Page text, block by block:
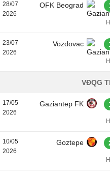
28/07
2026
OFK Beograd
23/07
2026
Vozdovac
VĐQG
17/05
2026
Gaziantep FK
10/05
2026
Goztepe